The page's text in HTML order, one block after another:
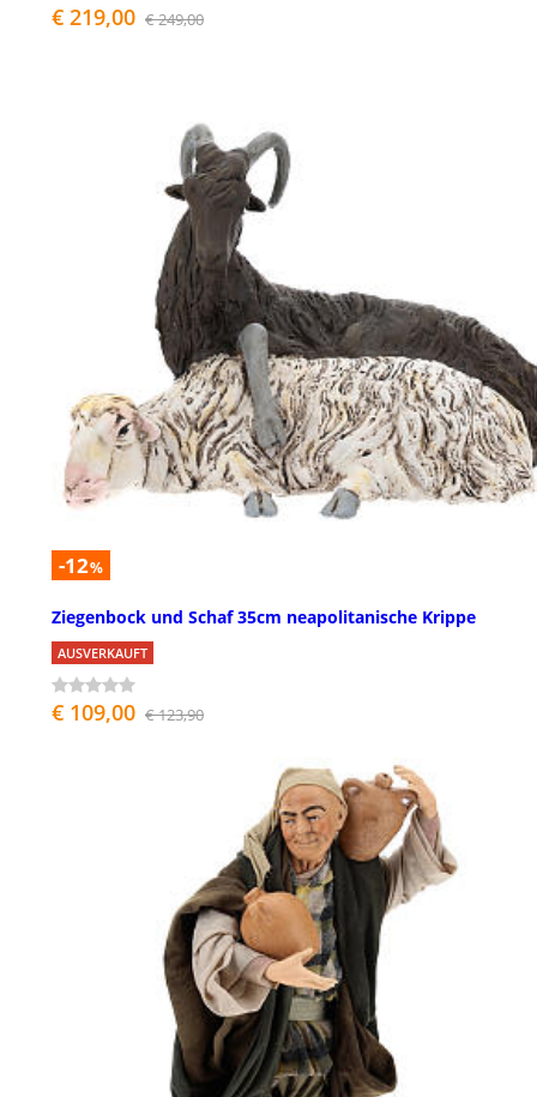
€ 219,00 € 249,00
-12%
Ziegenbock und Schaf 35cm neapolitanische Krippe
AUSVERKAUFT
€ 109,00 € 123,90